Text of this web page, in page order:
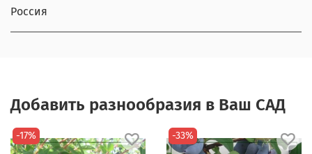
Россия
Добавить разнообразия в Ваш САД
-17% -33%